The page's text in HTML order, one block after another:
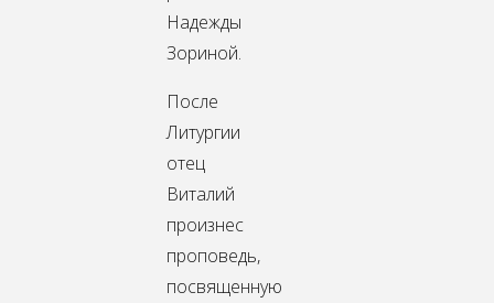
Надежды
Зориной.
После
Литургии
отец
Виталий
произнес
проповедь,
посвященную